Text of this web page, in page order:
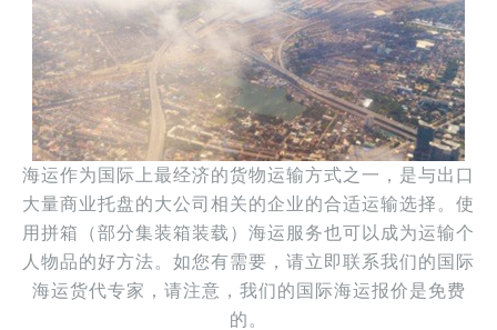
海运作为国际上最经济的货物运输方式之一，是与出口
大量商业托盘的大公司相关的企业的合适运输选择。使
用拼箱（部分集装箱装载）海运服务也可以成为运输个
人物品的好方法。如您有需要，请立即联系我们的国际
海运货代专家，请注意，我们的国际海运报价是免费
的。